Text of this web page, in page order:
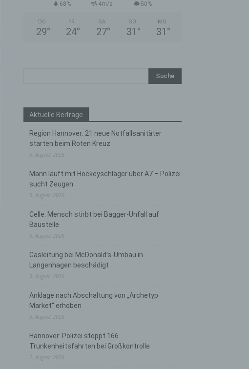
68% 4m/s 50%
DO.
29°
FR.
24°
SA.
27°
SO.
31 °
MO.
31 °
Aktuelle Beiträge
Region Hannover: 21 neue Notfallsanitäter
starten beim Roten Kreuz
5. August 2026
Mann läuft mit Hockeyschläger über A7 – Polizei
sucht Zeugen
5. August 2026
Celle: Mensch stirbt bei Bagger-Unfall auf
Baustelle
5. August 2026
Gasleitung bei McDonald’s-Umbau in
Langenhagen beschädigt
5. August 2026
Anklage nach Abschaltung von „Archetyp
Market“ erhoben
3. August 2026
Hannover: Polizei stoppt 166
Trunkenheitsfahrten bei Großkontrolle
2. August 2026